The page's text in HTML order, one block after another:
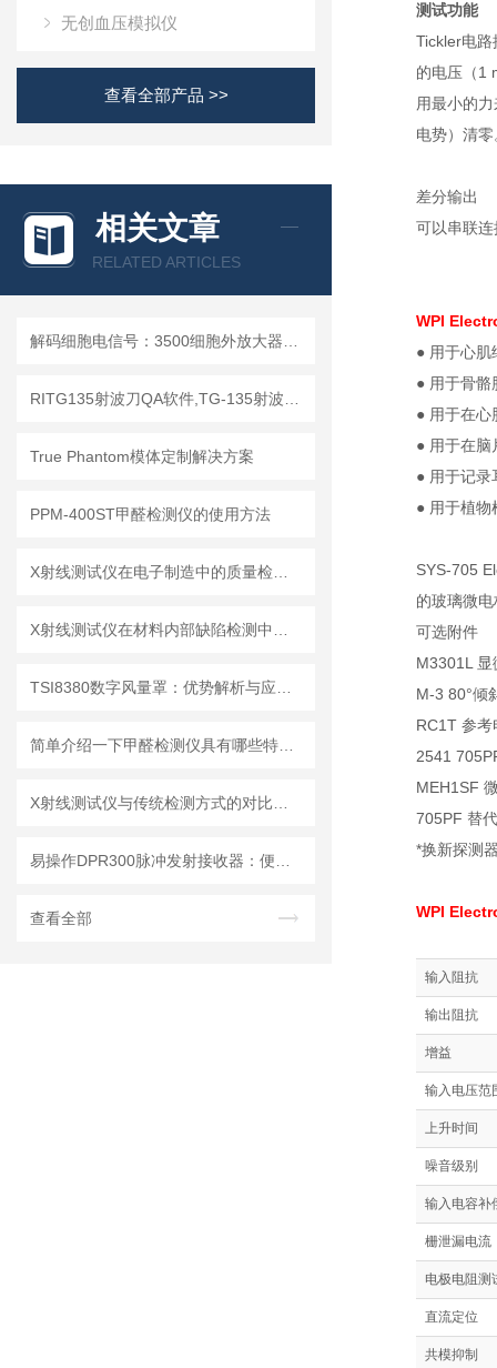
无创血压模拟仪
查看全部产品 >>
相关文章
RELATED ARTICLES
True Phantom模体定制解决方案
PPM-400ST甲醛检测仪的使用方法
查看全部
测试功能
Tickler电
的电压（1
用最小的
电势）清零
差分输出
可以串联
WPI
● 用于心肌
● 用于骨骼
● 用于在心
● 用于在脑
● 用于记录
● 用于植物
SYS-705
的玻璃微电
可选附件
M3301L
M-3 80°倾
RC1T 参
2541
MEH1SF
705PF 替
*换新探测
WPI
输入阻抗
输出阻抗
增益
输入电压范
上升时间
噪音级别
输入电容补
栅泄漏电流
电极电阻测
直流定位
共模抑制